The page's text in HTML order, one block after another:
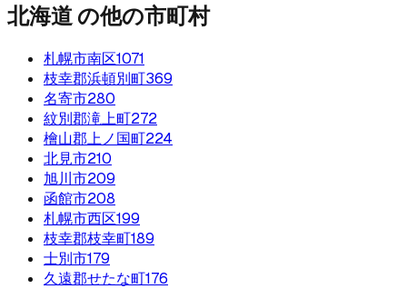
北海道の他の市町村
札幌市南区1071
枝幸郡浜頓別町369
名寄市280
紋別郡滝上町272
檜山郡上ノ国町224
北見市210
旭川市209
函館市208
札幌市西区199
枝幸郡枝幸町189
士別市179
久遠郡せたな町176